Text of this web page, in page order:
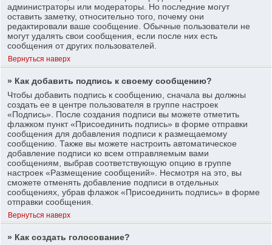
администраторы или модераторы. Но последние могут
оставить заметку, относительно того, почему они
редактировали ваше сообщение. Обычные пользователи не
могут удалять свои сообщения, если после них есть
сообщения от других пользователей.
Вернуться наверх
» Как добавить подпись к своему сообщению?
Чтобы добавить подпись к сообщению, сначала вы должны
создать ее в центре пользователя в группе настроек
«Подпись». После создания подписи вы можете отметить
флажком пункт «Присоединить подпись» в форме отправки
сообщения для добавления подписи к размещаемому
сообщению. Также вы можете настроить автоматическое
добавление подписи ко всем отправляемым вами
сообщениям, выбрав соответствующую опцию в группе
настроек «Размещение сообщений». Несмотря на это, вы
сможете отменять добавление подписи в отдельных
сообщениях, убрав флажок «Присоединить подпись» в форме
отправки сообщения.
Вернуться наверх
» Как создать голосование?